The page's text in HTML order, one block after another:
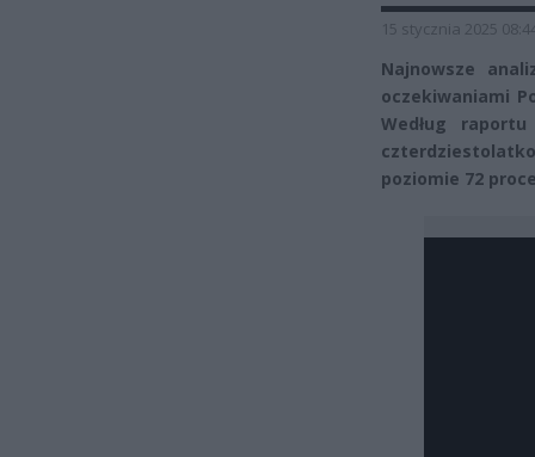
15 stycznia 2025
Najnowsze
oczekiwaniami
Według
poziomie 72